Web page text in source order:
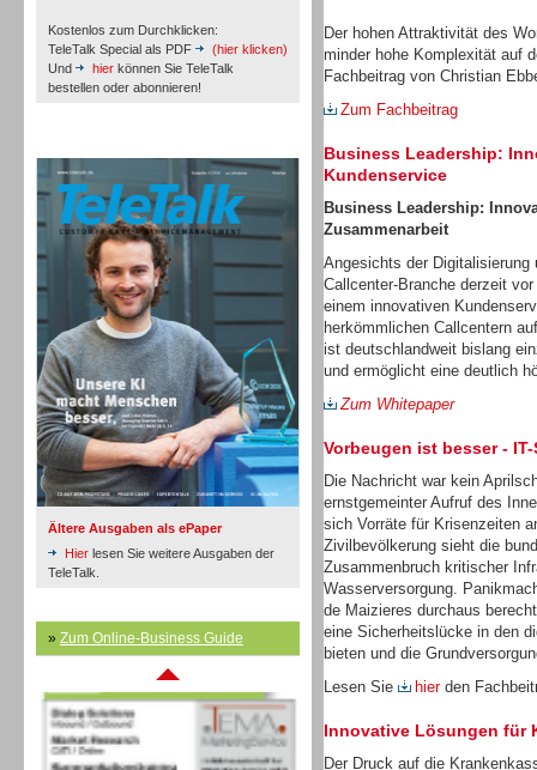
Kostenlos zum Durchklicken:
TeleTalk Special als PDF
(hier klicken)
Und
hier können Sie TeleTalk
bestellen oder abonnieren!
Ältere Ausgaben als ePaper
Hier lesen Sie weitere Ausgaben der
TeleTalk.
» Zum Online-Business Guide
Inbound
Inbound
Der hohen Attraktivität des
minder hohe Komplexität auf
Fachbeitrag von Christian
Zum Fachbeitrag
Business Leadership:
Kundenservice
Business Leadership:
Zusammenarbeit
Angesichts der
Callcenter-Branche derzeit
einem innovativen
herkömmlichen Callcentern
ist deutschlandweit bislang
und ermöglicht eine deutlich
Zum Whitepaper
Vorbeugen ist besser -
Die Nachricht war kein
ernstgemeinter Aufruf des
sich Vorräte für Krisenzeiten
Zivilbevölkerung sieht die
Zusammenbruch kritischer
Wasserversorgung.
de Maizieres durchaus
eine Sicherheitslücke in den
bieten und die
Lesen Sie
hierden
Innovative Lösungen für
Der Druck auf die